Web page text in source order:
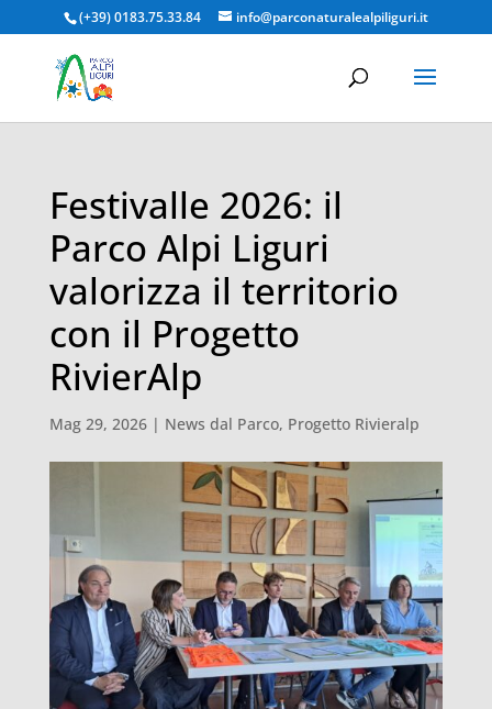
(+39) 0183.75.33.84 info@parconaturalealpiliguri.it
Festivalle 2026: il
Parco Alpi Liguri
valorizza il territorio
con il Progetto
RivierAlp
Mag 29, 2026| News dal Parco, Progetto Rivieralp